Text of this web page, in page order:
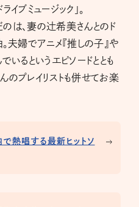
ブミュージック」。
は、妻の辻希美さんとのド
夫婦でアニメ『推しの子』や
いるというエピソードととも
のプレイリストも併せてお楽
熱唱する最新ヒットソ